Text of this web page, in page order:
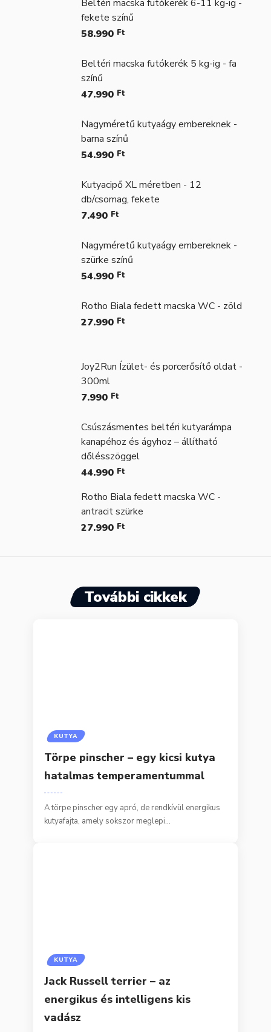
Beltéri macska futókerék 6-11 kg-ig -
fekete színű
58.990 Ft
Beltéri macska futókerék 5 kg-ig - fa
színű
47.990 Ft
Nagyméretű kutyaágy embereknek -
barna színű
54.990 Ft
Kutyacipő XL méretben - 12
db/csomag, fekete
7.490 Ft
Nagyméretű kutyaágy embereknek -
szürke színű
54.990 Ft
Rotho Biala fedett macska WC - zöld
27.990 Ft
Joy2Run Ízület- és porcerősítő oldat -
300ml
7.990 Ft
Csúszásmentes beltéri kutyarámpa
kanapéhoz és ágyhoz – állítható
dőlésszöggel
44.990 Ft
Rotho Biala fedett macska WC -
antracit szürke
27.990 Ft
További cikkek
KUTYA
Törpe pinscher – egy kicsi kutya
hatalmas temperamentummal
A törpe pinscher egy apró, de rendkívül energikus
kutyafajta, amely sokszor meglepi…
KUTYA
Jack Russell terrier – az
energikus és intelligens kis
vadász